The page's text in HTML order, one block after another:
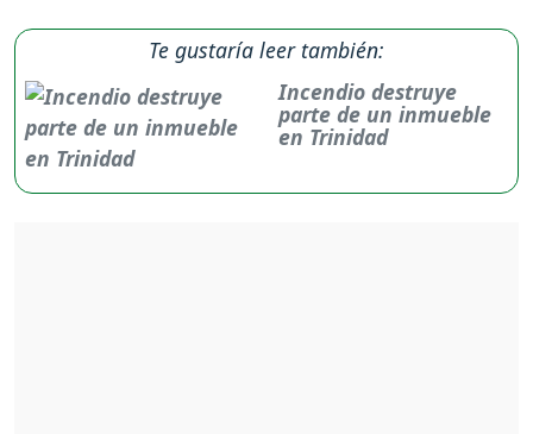
Te gustaría leer también:
Incendio destruye
parte de un inmueble
en Trinidad